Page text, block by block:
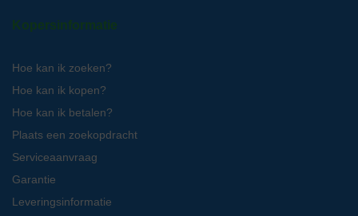
Kopersinformatie
Hoe kan ik zoeken?
Hoe kan ik kopen?
Hoe kan ik betalen?
Plaats een zoekopdracht
Serviceaanvraag
Garantie
Leveringsinformatie